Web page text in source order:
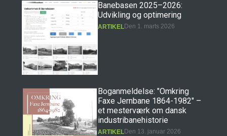
Banebasen 2025–2026:
Udvikling og optimering
ARTIKELDen 1. marts 2026
Boganmeldelse: "Omkring
Faxe Jernbane 1864-1982" –
et mesterværk om dansk
industribanehistorie
ARTIKELDen 13. januar 2026